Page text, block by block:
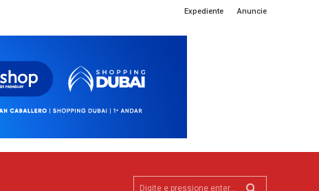
Expediente Anuncie
Digite e pressione enter...